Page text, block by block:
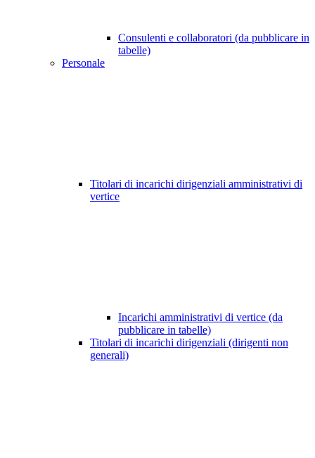
Consulenti e collaboratori (da pubblicare in
tabelle)
Personale
Titolari di incarichi dirigenziali amministrativi di
vertice
Incarichi amministrativi di vertice (da
pubblicare in tabelle)
Titolari di incarichi dirigenziali (dirigenti non
generali)